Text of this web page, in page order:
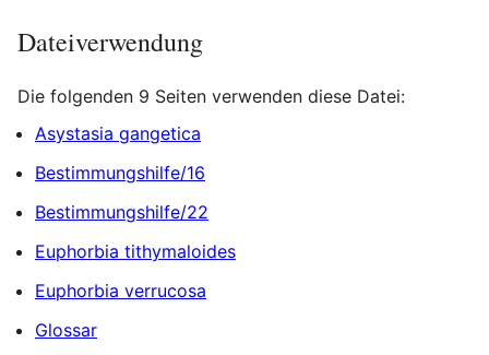
Dateiverwendung
Die folgenden 9 Seiten verwenden diese Datei:
Asystasia gangetica
Bestimmungshilfe/16
Bestimmungshilfe/22
Euphorbia tithymaloides
Euphorbia verrucosa
Glossar